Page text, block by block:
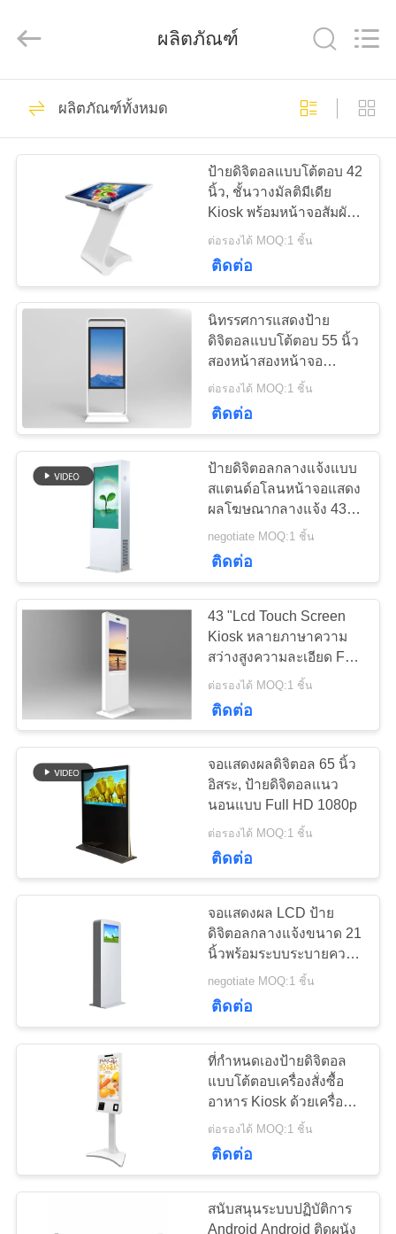
บ้าน
เรา
โรงงาน
ควบคุม
ติดต่อ
ข่าว
ขอ
ราคา
PRIVACY
Display
Technology
Rights
All In One Digital
ป้ายดิจิตอลในร่ม
65
ป้ายดิจิตอลกลางแจ้ง
74
ป้ายดิจิตอลยืนฟรี
31
ป้ายดิจิตอลแบบติด
ผนัง
ตู้หน้าจอสัมผัส LCD
20
ผลิตภัณฑ์
ผลิตภัณฑ์ทั้งหมด
ป้ายดิจิตอลแบบโต้ตอบ 42
นิ้ว, ชั้นวางมัลติมีเดีย
Kiosk พร้อมหน้าจอสัมผัส
อินฟราเรด
ต่อรองได้ MOQ:1 ชิ้น
ติดต่อ
นิทรรศการแสดงป้าย
ดิจิตอลแบบโต้ตอบ 55 นิ้ว
สองหน้าสองหน้าจอ
ประเภท
ต่อรองได้ MOQ:1 ชิ้น
ติดต่อ
ป้ายดิจิตอลกลางแจ้งแบบ
สแตนด์อโลนหน้าจอแสดง
ผลโฆษณากลางแจ้ง 43
65 นิ้ว
negotiate MOQ:1 ชิ้น
ติดต่อ
43 "Lcd Touch Screen
Kiosk หลายภาษาความ
สว่างสูงความละเอียด Full
Hd
ต่อรองได้ MOQ:1 ชิ้น
ติดต่อ
จอแสดงผลดิจิตอล 65 นิ้ว
อิสระ, ป้ายดิจิตอลแนว
นอนแบบ Full HD 1080p
ต่อรองได้ MOQ:1 ชิ้น
ติดต่อ
จอแสดงผล LCD ป้าย
ดิจิตอลกลางแจ้งขนาด 21
นิ้วพร้อมระบบระบายความ
ร้อน Anti - Vandal
negotiate MOQ:1 ชิ้น
ติดต่อ
ที่กำหนดเองป้ายดิจิตอล
แบบโต้ตอบเครื่องสั่งซื้อ
อาหาร Kiosk ด้วยเครื่อง
สแกนบาร์โค้ด
ต่อรองได้ MOQ:1 ชิ้น
ติดต่อ
สนับสนุนระบบปฏิบัติการ
Android Android ติดผนัง